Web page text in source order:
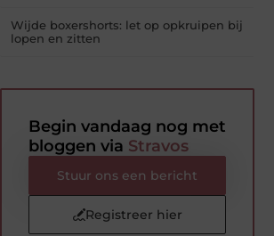
Wijde boxershorts: let op opkruipen bij
lopen en zitten
Begin vandaag nog met
bloggen via Stravos
Stuur ons een bericht
Registreer hier